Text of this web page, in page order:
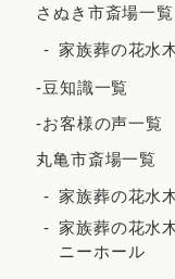
2021年5月
2021年4月
さぬき市斎場一覧
家族葬の花水
-豆知識一覧
-お客様の声一覧
丸亀市斎場一覧
家族葬の花水
家族葬の花水
ニーホール